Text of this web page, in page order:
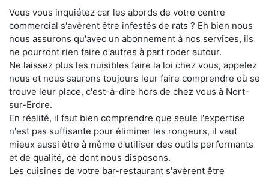
Vous vous inquiétez car les abords de votre centre
commercial s'avèrent être infestés de rats ? Eh bien nous
nous assurons qu'avec un abonnement à nos services, ils
ne pourront rien faire d'autres à part roder autour.
Ne laissez plus les nuisibles faire la loi chez vous, appelez
nous et nous saurons toujours leur faire comprendre où se
trouve leur place, c'est-à-dire hors de chez vous à Nort-
sur-Erdre.
En réalité, il faut bien comprendre que seule l'expertise
n'est pas suffisante pour éliminer les rongeurs, il vaut
mieux aussi être à même d'utiliser des outils performants
et de qualité, ce dont nous disposons.
Les cuisines de votre bar-restaurant s'avèrent être